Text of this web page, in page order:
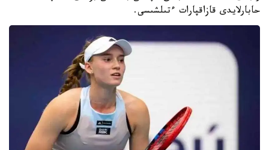
حابارلايدى قازاقپارات ءتىلشىسى.